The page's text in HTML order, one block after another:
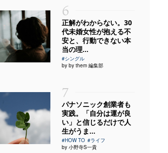
6
正解がわからない。30
代未婚女性が抱える不
安と、行動できない本
当の理...
#シングル
by by them 編集部
7
パナソニック創業者も
実践。「自分は運が良
い」と信じるだけで人
生がうま...
#HOW TO #ライフ
by 小野寺S一貴